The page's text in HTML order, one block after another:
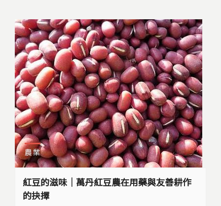
農業
紅豆的滋味｜萬丹紅豆農在用藥與友善耕作
的抉擇